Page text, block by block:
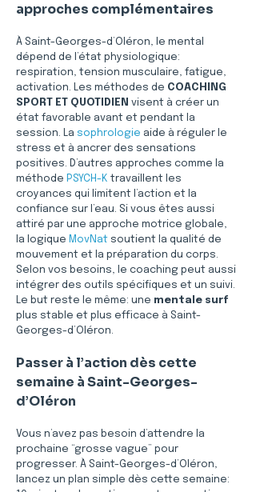
approches complémentaires
À Saint-Georges-d’Oléron, le mental
dépend de l’état physiologique:
respiration, tension musculaire, fatigue,
activation. Les méthodes de COACHING
SPORT ET QUOTIDIEN visent à créer un
état favorable avant et pendant la
session. La sophrologie aide à réguler le
stress et à ancrer des sensations
positives. D’autres approches comme la
méthode PSYCH-K travaillent les
croyances qui limitent l’action et la
confiance sur l’eau. Si vous êtes aussi
attiré par une approche motrice globale,
la logique MovNat soutient la qualité de
mouvement et la préparation du corps.
Selon vos besoins, le coaching peut aussi
intégrer des outils spécifiques et un suivi.
Le but reste le même: une mentale surf
plus stable et plus efficace à Saint-
Georges-d’Oléron.
Passer à l’action dès cette
semaine à Saint-Georges-
d’Oléron
Vous n’avez pas besoin d’attendre la
prochaine “grosse vague” pour
progresser. À Saint-Georges-d’Oléron,
lancez un plan simple dès cette semaine: